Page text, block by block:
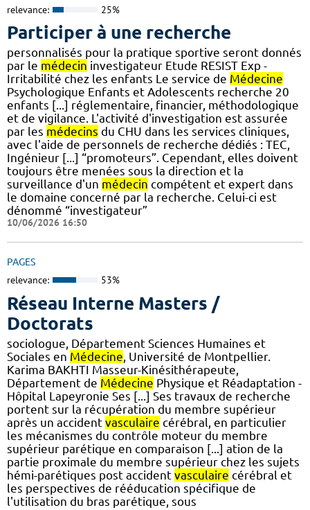
relevance: 25%
Participer à une recherche
personnalisés pour la pratique sportive seront donnés
par le médecin investigateur Etude RESIST Exp -
Irritabilité chez les enfants Le service de Médecine
Psychologique Enfants et Adolescents recherche 20
enfants [...] réglementaire, financier, méthodologique
et de vigilance. L'activité d'investigation est assurée
par les médecins du CHU dans les services cliniques,
avec l'aide de personnels de recherche dédiés : TEC,
Ingénieur [...] “promoteurs”. Cependant, elles doivent
toujours être menées sous la direction et la
surveillance d'un médecin compétent et expert dans
le domaine concerné par la recherche. Celui-ci est
dénommé “investigateur”
10/06/2026 16:50
PAGES
relevance: 53%
Réseau Interne Masters /
Doctorats
sociologue, Département Sciences Humaines et
Sociales en Médecine, Université de Montpellier.
Karima BAKHTI Masseur-Kinésithérapeute,
Département de Médecine Physique et Réadaptation -
Hôpital Lapeyronie Ses [...] Ses travaux de recherche
portent sur la récupération du membre supérieur
après un accident vasculaire cérébral, en particulier
les mécanismes du contrôle moteur du membre
supérieur parétique en comparaison [...] ation de la
partie proximale du membre supérieur chez les sujets
hémi-parétiques post accident vasculaire cérébral et
les perspectives de rééducation spécifique de
l'utilisation du bras parétique, sous